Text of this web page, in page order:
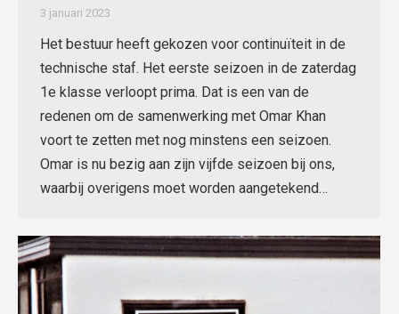
3 januari 2023
Het bestuur heeft gekozen voor continuïteit in de
technische staf. Het eerste seizoen in de zaterdag
1e klasse verloopt prima. Dat is een van de
redenen om de samenwerking met Omar Khan
voort te zetten met nog minstens een seizoen.
Omar is nu bezig aan zijn vijfde seizoen bij ons,
waarbij overigens moet worden aangetekend…